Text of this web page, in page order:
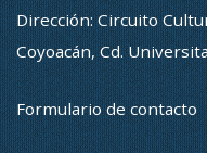
Dirección: Circuito
Coyoacán, Cd.
Formulario de contacto